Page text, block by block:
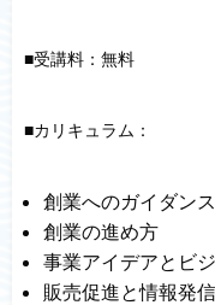
■受講料：無料
■カリキュラム：
創業へのガイダンス
創業の進め方
事業アイデアとビ
販売促進と情報発信